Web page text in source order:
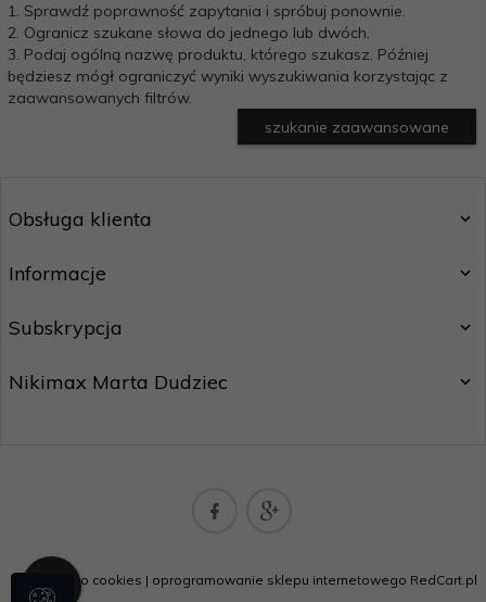
1. Sprawdź poprawność zapytania i spróbuj ponownie.
2. Ogranicz szukane słowa do jednego lub dwóch.
3. Podaj ogólną nazwę produktu, którego szukasz. Później
będziesz mógł ograniczyć wyniki wyszukiwania korzystając z
zaawansowanych filtrów.
szukanie zaawansowane
Obsługa klienta
Informacje
Subskrypcja
Nikimax Marta Dudziec
Informacja o cookies | oprogramowanie sklepu internetowego RedCart.pl